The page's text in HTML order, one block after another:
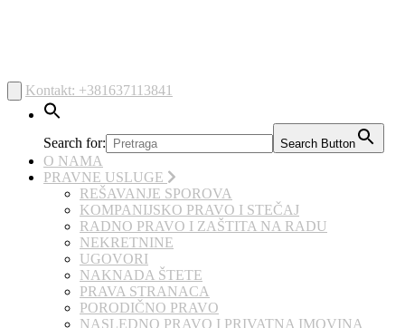
Kontakt: +381637113841
Search for: Search Button
O NAMA
PRAVNE USLUGE
REŠAVANJE SPOROVA
KOMPANIJSKO PRAVO I STEČAJ
RADNO PRAVO I ZAŠTITA NA RADU
NEKRETNINE
UGOVORI
NAKNADA ŠTETE
PRAVA STRANACA
PORODIČNO PRAVO
NASLEDNO PRAVO I PRIVATNA IMOVINA